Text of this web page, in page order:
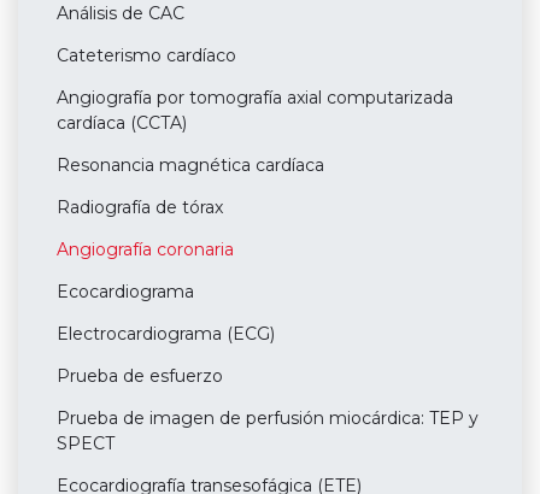
Análisis de CAC
Cateterismo cardíaco
Angiografía por tomografía axial computarizada
cardíaca (CCTA)
Resonancia magnética cardíaca
Radiografía de tórax
Angiografía coronaria
Ecocardiograma
Electrocardiograma (ECG)
Prueba de esfuerzo
Prueba de imagen de perfusión miocárdica: TEP y
SPECT
Ecocardiografía transesofágica (ETE)